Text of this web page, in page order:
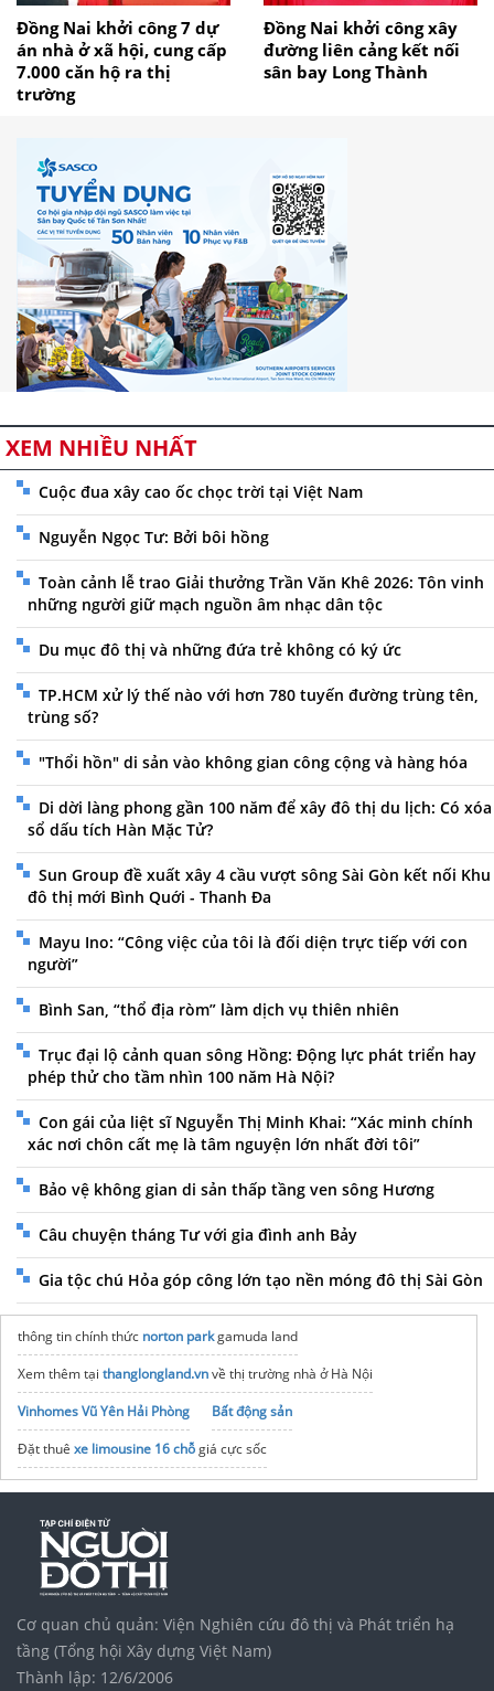
Đồng Nai khởi công 7 dự
án nhà ở xã hội, cung cấp
7.000 căn hộ ra thị
trường
Đồng Nai khởi công xây
đường liên cảng kết nối
sân bay Long Thành
XEM NHIỀU NHẤT
Cuộc đua xây cao ốc chọc trời tại Việt Nam
Nguyễn Ngọc Tư: Bởi bôi hồng
Toàn cảnh lễ trao Giải thưởng Trần Văn Khê 2026: Tôn vinh
những người giữ mạch nguồn âm nhạc dân tộc
Du mục đô thị và những đứa trẻ không có ký ức
TP.HCM xử lý thế nào với hơn 780 tuyến đường trùng tên,
trùng số?
"Thổi hồn" di sản vào không gian công cộng và hàng hóa
Di dời làng phong gần 100 năm để xây đô thị du lịch: Có xóa
sổ dấu tích Hàn Mặc Tử?
Sun Group đề xuất xây 4 cầu vượt sông Sài Gòn kết nối Khu
đô thị mới Bình Quới - Thanh Đa
Mayu Ino: “Công việc của tôi là đối diện trực tiếp với con
người”
Bình San, “thổ địa ròm” làm dịch vụ thiên nhiên
Trục đại lộ cảnh quan sông Hồng: Động lực phát triển hay
phép thử cho tầm nhìn 100 năm Hà Nội?
Con gái của liệt sĩ Nguyễn Thị Minh Khai: “Xác minh chính
xác nơi chôn cất mẹ là tâm nguyện lớn nhất đời tôi”
Bảo vệ không gian di sản thấp tầng ven sông Hương
Câu chuyện tháng Tư với gia đình anh Bảy
Gia tộc chú Hỏa góp công lớn tạo nền móng đô thị Sài Gòn
thông tin chính thức norton parkgamuda land
Xem thêm tại thanglongland.vnvề thị trường nhà ở Hà Nội
Vinhomes Vũ Yên Hải Phòng
Bất động sản
Đặt thuê xe limousine 16 chỗgiá cực sốc
Vị trí Vinhomes Global SportiaHà Nội
Đặt hàng taobao
đơn giản, nhanh
noxh K Home Avenue Nhơn Trạch
Dịch vụ vận chuyển nhàTPHCM
Bảng GiáNhà Container tại Tân Thanh năm 2025
Cơ quan chủ quản: Viện Nghiên cứu đô thị và Phát triển hạ
tầng (Tổng hội Xây dựng Việt Nam)
Thành lập: 12/6/2006